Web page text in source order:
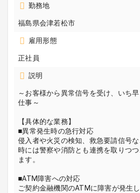
勤務地
福島県会津若松市
雇用形態
正社員
説明
～お客様から異常信号を受け、いち
仕事～
【具体的な業務】
■異常発生時の急行対応
侵入者や火災の検知、救急要請信号な
時には警察や消防とも連携を取りつ
ます。
■ATM障害への対応
ご契約金融機関のATMに障害が発生